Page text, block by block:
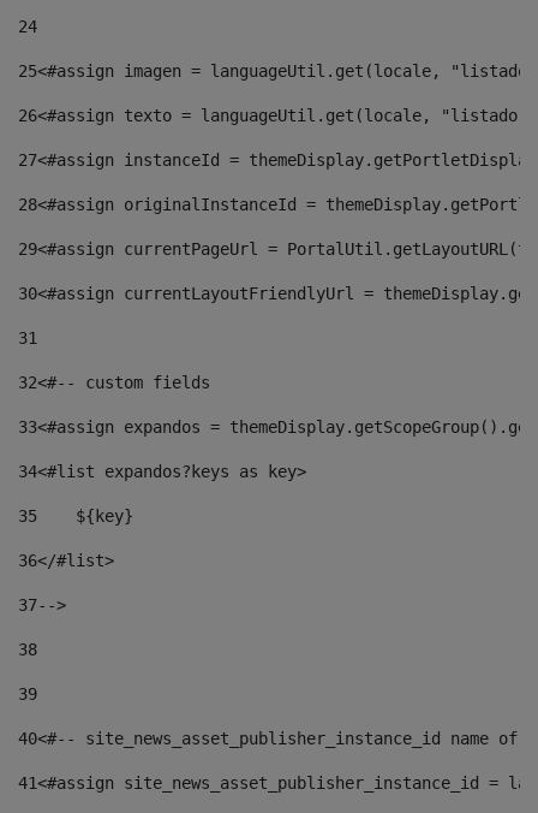
24
25<#assign imagen = languageUtil.get(locale,
26<#assign texto = languageUtil.get(locale,
27<#assign instanceId =
28<#assign originalInstanceId =
29<#assign currentPageUrl =
30<#assign currentLayoutFriendlyUrl =
31
32<#-- custom fields
33<#assign expandos =
34<#list expandos?keys as key>
35
    ${key}
36</#list>
37-->
38
39
40<#-- site_news_asset_publisher_instance_id
41<#assign site_news_asset_publisher_instance_id =